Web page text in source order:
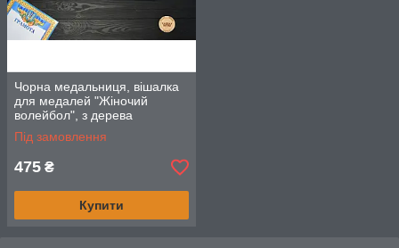
Чорна медальниця, вішалка
для медалей "Жіночий
волейбол", з дерева
Під замовлення
475 ₴
Купити